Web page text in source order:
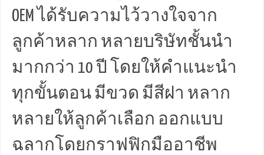
OEM ได้รับความไว้วางใจจาก
ลูกค้าหลาก หลายบริษัทชั้นนำ
มากกว่า 10 ปี โดยให้คำแนะนำ
ทุกขั้นตอน มีขวด มีสีฝา หลาก
หลายให้ลูกค้าเลือก ออกแบบ
ฉลากโดยกราฟฟิกมืออาชีพ